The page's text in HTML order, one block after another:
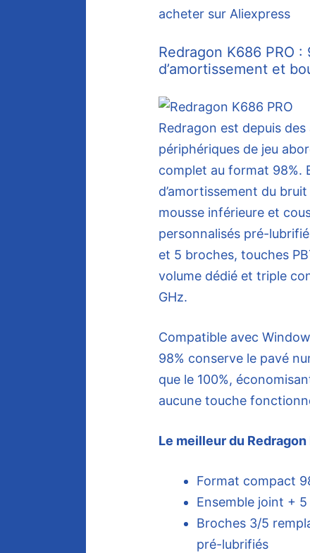
acheter sur Aliexpress
Redragon K686 PRO
d’amortissement et
Redragon est depuis
périphériques de jeu
complet au format 98%.
d’amortissement du
mousse inférieure et
personnalisés pré-
et 5 broches, touches
volume dédié et triple
GHz.
Compatible avec
98% conserve le pavé
que le 100%,
aucune touche
Le meilleur du Redragon
Format compact
Ensemble joint +
Broches 3/5
pré-lubrifiés